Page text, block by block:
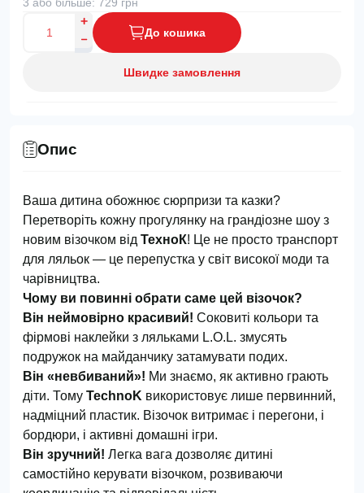
3 або більше: 729 грн
До кошика
Швидке замовлення
Опис
Ваша дитина обожнює сюрпризи та казки?
Перетворіть кожну прогулянку на грандіозне шоу з
новим візочком від ТехноК! Це не просто транспорт
для ляльок — це перепустка у світ високої моди та
чарівництва.
Чому ви повинні обрати саме цей візочок?
Він неймовірно красивий! Соковиті кольори та
фірмові наклейки з ляльками L.O.L. змусять
подружок на майданчику затамувати подих.
Він «невбиваний»! Ми знаємо, як активно грають
діти. Тому TechnoK використовує лише первинний,
надміцний пластик. Візочок витримає і перегони, і
бордюри, і активні домашні ігри.
Він зручний! Легка вага дозволяє дитині
самостійно керувати візочком, розвиваючи